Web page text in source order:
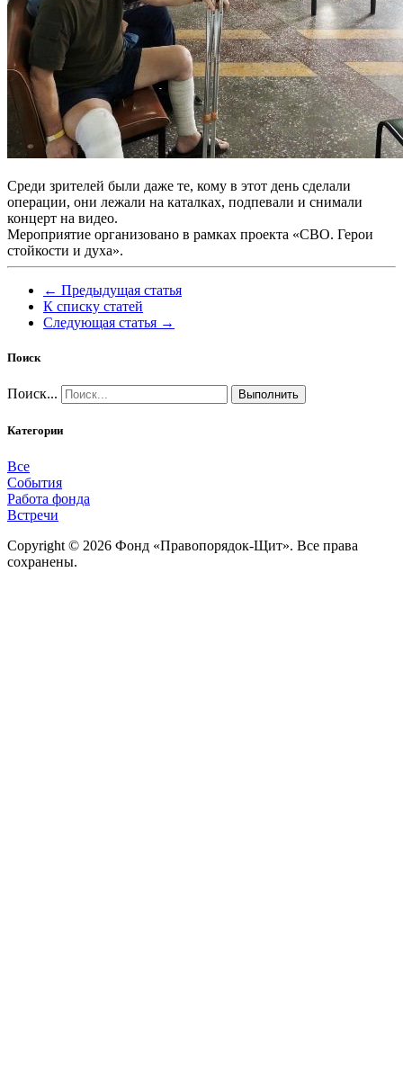
Среди зрителей были даже те, кому в этот день сделали
операции, они лежали на каталках, подпевали и снимали
концерт на видео.
Мероприятие организовано в рамках проекта «СВО. Герои
стойкости и духа».
← Предыдущая статья
К списку статей
Следующая статья →
Поиск
Поиск... Выполнить
Категории
Все
События
Работа фонда
Встречи
Copyright © 2026 Фонд «Правопорядок-Щит». Все права
сохранены.